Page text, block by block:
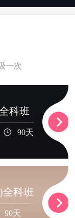
一次
科班
90天
全科班
90天